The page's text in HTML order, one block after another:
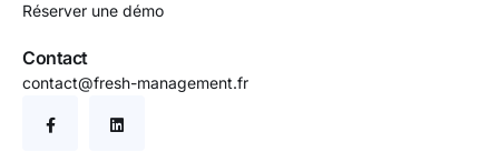
Réserver une démo
Contact
contact@fresh-management.fr